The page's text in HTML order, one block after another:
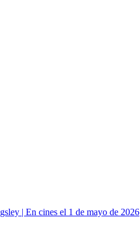
| En cines el 1 de mayo de 2026